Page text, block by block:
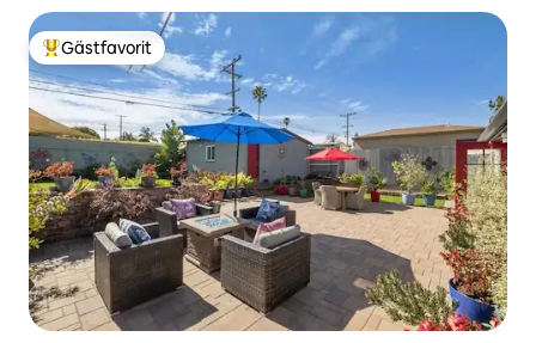
Populär gästfavorit
Gästfavorit